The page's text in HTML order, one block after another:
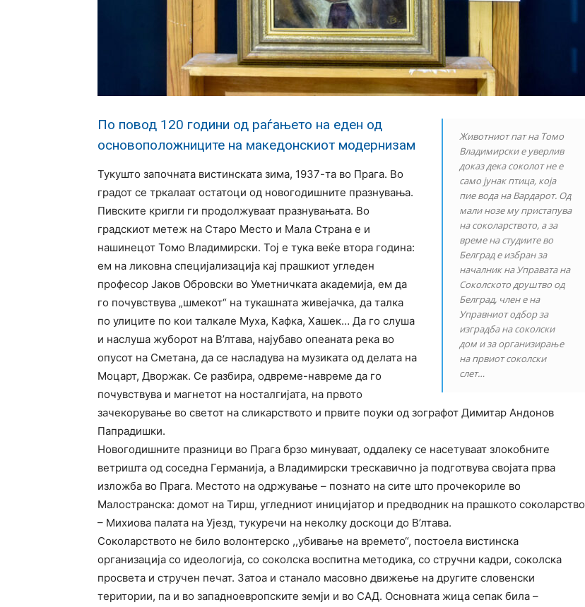
Животниот пат на Томо
Владимирски е уверлив
доказ дека соколот не е
само јунак птица, која
пие вода на Вардарот. Од
мали нозе му пристапува
на соколарството, а за
време на студиите во
Белград е избран за
началник на Управата на
Соколското друштво од
Белград, член е на
Управниот одбор за
изградба на соколски
дом и за организирање
на првиот соколски
слет…
По повод 120 години од раѓањето на еден од
основоположниците на македонскиот модернизам
Тукушто започната вистинската зима, 1937-та во Прага. Во
градот се тркалаат остатоци од новогодишните празнувања.
Пивските кригли ги продолжуваат празнувањата. Во
градскиот метеж на Старо Место и Мала Страна е и
нашинецот Томо Владимирски. Тој е тука веќе втора година:
ем на ликовна специјализација кај прашкиот угледен
професор Јаков Обровски во Уметничката академија, ем да
го почувствува „шмекот“ на тукашната живејачка, да талка
по улиците по кои талкале Муха, Кафка, Хашек… Да го слуша
и наслуша жуборот на В’лтава, најубаво опеаната река во
опусот на Сметана, да се насладува на музиката од делата на
Моцарт, Дворжак. Се разбира, одвреме-навреме да го
почувствува и магнетот на носталгијата, на првото
зачекорување во светот на сликарството и првите поуки од зографот Димитар Андонов
Папрадишки.
Новогодишните празници во Прага брзо минуваат, оддалеку се насетуваат злокобните
ветришта од соседна Германија, а Владимирски трескавично ја подготвува својата прва
изложба во Прага. Местото на одржување – познато на сите што прочекориле во
Малостранска: домот на Тирш, угледниот иницијатор и предводник на прашкото соколарство
– Михиова палата на Ујезд, тукуречи на неколку доскоци до В’лтава.
Соколарството не било волонтерско ,,убивање на времето“, постоела вистинска
организација со идеологија, со соколска воспитна методика, со стручни кадри, соколска
просвета и стручен печат. Затоа и станало масовно движење на другите словенски
територии, па и во западноевропските земји и во САД. Основната жица сепак била –